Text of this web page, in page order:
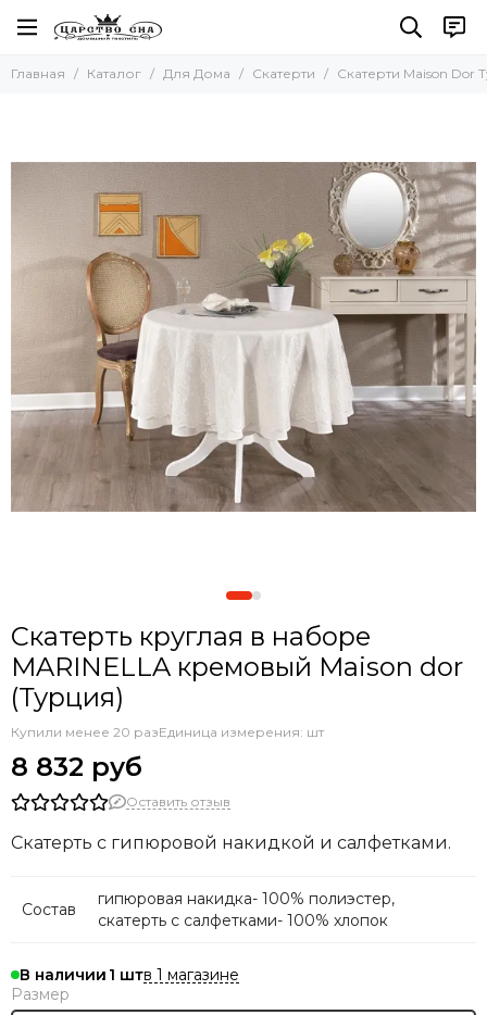
Для Дома
Наборы салфеток
Кухонные полотенца
Для бани и сауны
Пляжные полотенца
Новогодние полотенца
Скатерти
Фартуки
Одеяла и Подушки
Акссесуары
Главная Каталог Для Дома Скатерти Скатерти Maison Dor
Скатерть круглая в наборе
MARINELLA кремовый Maison dor
(Турция)
Купили менее 20 разЕдиница измерения: шт
8 832 руб
Оставить отзыв
Скатерть с гипюровой накидкой и салфетками.
Состав
гипюровая накидка- 100% полиэстер,
скатерть с салфетками- 100% хлопок
В наличии 1
в 1 магазине
Размер